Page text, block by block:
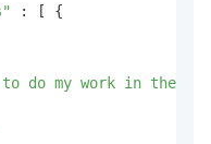
: [ {
do my work in the